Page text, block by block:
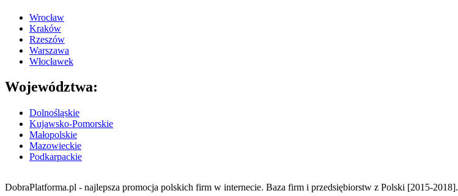
Wrocław
Kraków
Rzeszów
Warszawa
Włocławek
Województwa:
Dolnośląskie
Kujawsko-Pomorskie
Małopolskie
Mazowieckie
Podkarpackie
DobraPlatforma.pl - najlepsza promocja polskich firm w internecie. Baza firm i przedsiębiorstw z Polski [2015-2018].